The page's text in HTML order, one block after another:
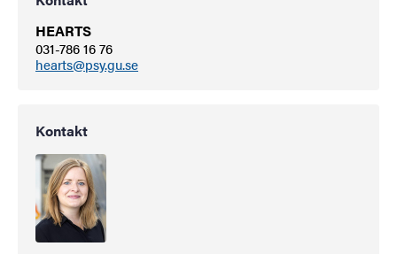
HEARTS
031-786 16 76
hearts@psy.gu.se
Kontakt